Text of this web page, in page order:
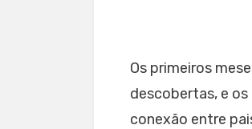
Os primeiros
descobertas, e
conexão entre